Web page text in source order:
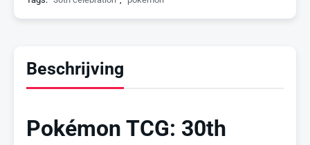
Beschrijving
Pokémon TCG: 30th